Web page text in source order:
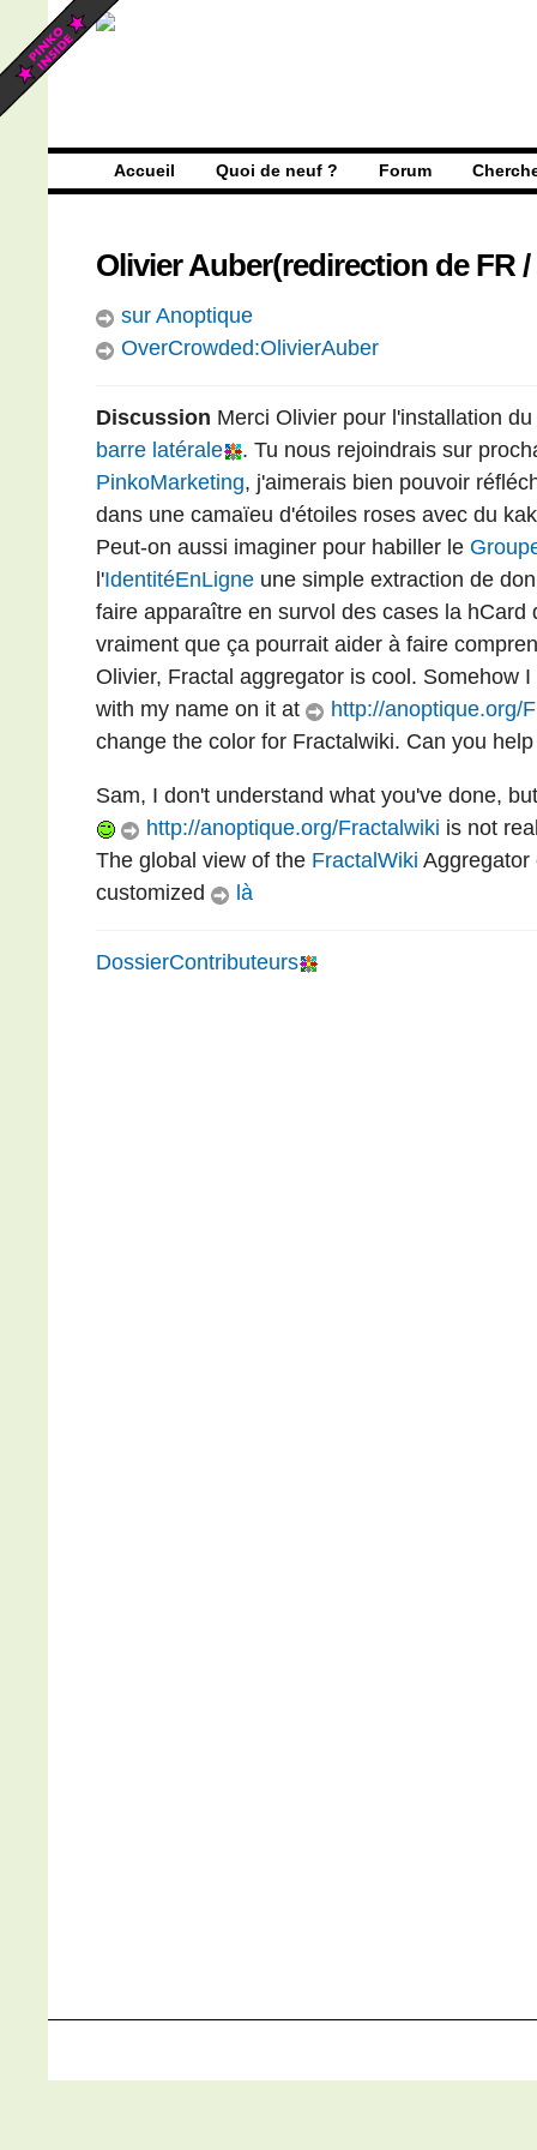
Accueil Quoi de neuf ? Forum
Olivier Auber(redirection de FR
sur Anoptique
OverCrowded:OlivierAuber
Discussion Merci Olivier pour l'installation du
barre latérale
. Tu nous rejoindrais sur
PinkoMarketing, j'aimerais bien pouvoir
dans une camaïeu d'étoiles roses avec du
Peut-on aussi imaginer pour habiller le
l'IdentitéEnLigne une simple extraction de
faire apparaître en survol des cases la hCard
vraiment que ça pourrait aider à faire
Olivier, Fractal aggregator is cool. Somehow
with my name on it at
http://anoptique.org/
change the color for Fractalwiki. Can you
Sam, I don't understand what you've done,
http://anoptique.org/Fractalwiki is not
The global view of the FractalWiki
customized
là
DossierContributeurs